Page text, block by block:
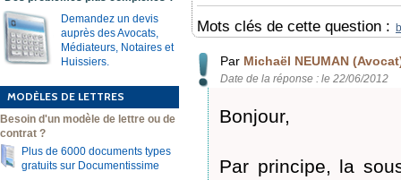
Demandez un devis
auprès des Avocats,
Médiateurs, Notaires et
Huissiers.
MODÈLES DE LETTRES
Besoin d'un modèle de lettre ou de
contrat ?
Plus de 6000 documents types
gratuits sur Documentissime
Mots clés de cette question :
Par Michaël NEUMAN
Date de la réponse : le 22/06/2012
Bonjour,
Par principe, la